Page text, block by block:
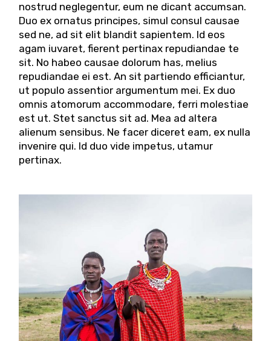
nostrud neglegentur, eum ne dicant accumsan.
Duo ex ornatus principes, simul consul causae
sed ne, ad sit elit blandit sapientem. Id eos
agam iuvaret, fierent pertinax repudiandae te
sit. No habeo causae dolorum has, melius
repudiandae ei est. An sit partiendo efficiantur,
ut populo assentior argumentum mei. Ex duo
omnis atomorum accommodare, ferri molestiae
est ut. Stet sanctus sit ad. Mea ad altera
alienum sensibus. Ne facer diceret eam, ex nulla
invenire qui. Id duo vide impetus, utamur
pertinax.